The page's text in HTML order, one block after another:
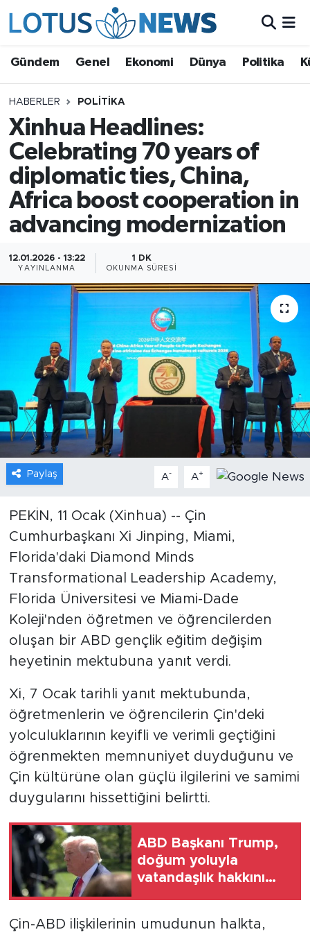
Gündem Genel Ekonomi Dünya Politika
HABERLER POLITIKA
Xinhua Headlines:
Celebrating 70 years of
diplomatic ties, China,
Africa boost cooperation in
advancing modernization
12.01.2026 - 13:22
YAYINLANMA
1 DK
OKUNMA SÜRESI
Paylaş A- A+
PEKİN, 11 Ocak (Xinhua) -- Çin
Cumhurbaşkanı Xi Jinping, Miami,
Florida'daki Diamond Minds
Transformational Leadership Academy,
Florida Üniversitesi ve Miami-Dade
Koleji'nden öğretmen ve öğrencilerden
oluşan bir ABD gençlik eğitim değişim
heyetinin mektubuna yanıt verdi.
Xi, 7 Ocak tarihli yanıt mektubunda,
öğretmenlerin ve öğrencilerin Çin'deki
yolculuklarının keyifli ve verimli geçtiğini
öğrenmekten memnuniyet duyduğunu ve
Çin kültürüne olan güçlü ilgilerini ve samimi
duygularını hissettiğini belirtti.
ABD Başkanı Trump,
doğum yoluyla
vatandaşlık hakkını
Çin-ABD ilişkilerinin umudunun halkta,
Ekonomi
Dünya
Politika
Kültür - Sanat ve Tarih
Yaşam
Bilim ve Teknoloji
Çin Fuarları
Gündem
Video
Sağlık
Foto Haber
Xinhua
Xinhua Türkiye
Seyahat